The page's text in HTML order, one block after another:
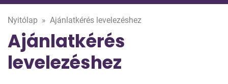
Nyitólap » Ajánlatkérés levelezéshez
Ajánlatkérés
levelezéshez